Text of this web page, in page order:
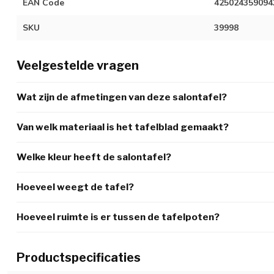
EAN Code
SKU 39998
Veelgestelde vragen
Wat zijn de afmetingen van deze salontafel?
Van welk materiaal is het tafelblad gemaakt?
Welke kleur heeft de salontafel?
Hoeveel weegt de tafel?
Hoeveel ruimte is er tussen de tafelpoten?
Productspecificaties